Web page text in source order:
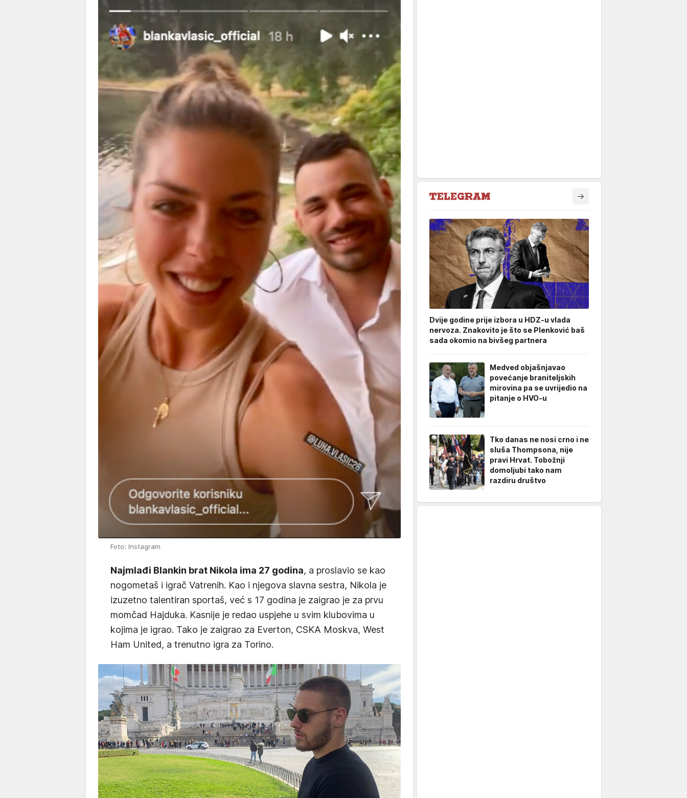
Foto: Instagram
Najmlađi Blankin brat Nikola ima 27 godina, a proslavio se kao
nogometaš i igrač Vatrenih. Kao i njegova slavna sestra, Nikola je
izuzetno talentiran sportaš, već s 17 godina je zaigrao je za prvu
momčad Hajduka. Kasnije je redao uspjehe u svim klubovima u
kojima je igrao. Tako je zaigrao za Everton, CSKA Moskva, West
Ham United, a trenutno igra za Torino.
Dvije godine prije izbora u HDZ-u vlada
nervoza. Znakovito je što se Plenković baš
sada okomio na bivšeg partnera
Medved objašnjavao
povećanje braniteljskih
mirovina pa se uvrijedio na
pitanje o HVO-u
Tko danas ne nosi crno i ne
sluša Thompsona, nije
pravi Hrvat. Tobožnji
domoljubi tako nam
razdiru društvo